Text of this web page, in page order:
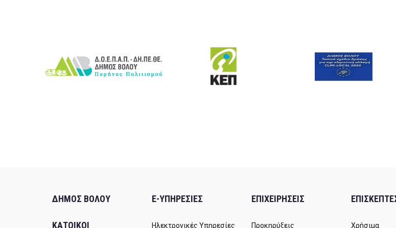
ΔΗΜΟΣ ΒΟΛΟΥ
ΚΑΤΟΙΚΟΙ
E-ΥΠΗΡΕΣΙΕΣ
Ηλεκτρονικές Υπηρεσίες
ΕΠΙΧΕΙΡΗΣΕΙΣ
Προκηρύξεις Χρήσιμα